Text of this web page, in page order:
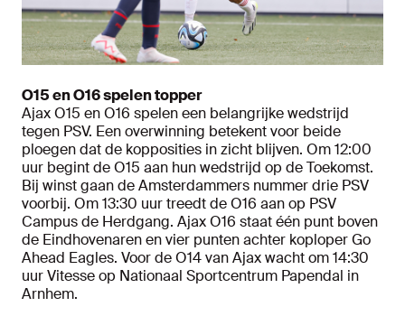
O15 en O16 spelen topper
Ajax O15 en O16 spelen een belangrijke wedstrijd
tegen PSV. Een overwinning betekent voor beide
ploegen dat de kopposities in zicht blijven. Om 12:00
uur begint de O15 aan hun wedstrijd op de Toekomst.
Bij winst gaan de Amsterdammers nummer drie PSV
voorbij. Om 13:30 uur treedt de O16 aan op PSV
Campus de Herdgang. Ajax O16 staat één punt boven
de Eindhovenaren en vier punten achter koploper Go
Ahead Eagles. Voor de O14 van Ajax wacht om 14:30
uur Vitesse op Nationaal Sportcentrum Papendal in
Arnhem.